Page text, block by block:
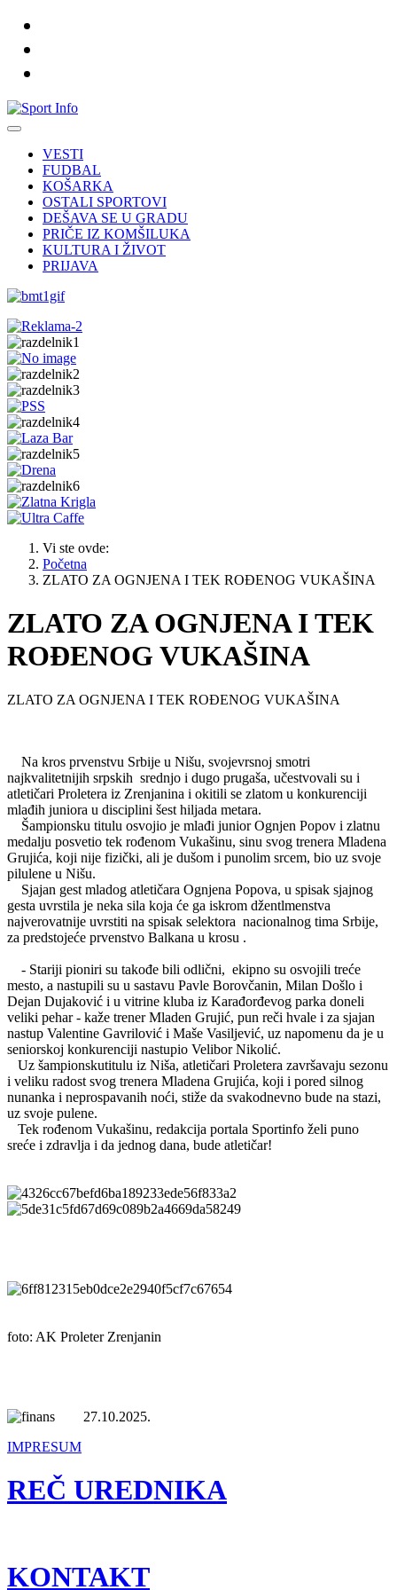
VESTI
FUDBAL
KOŠARKA
OSTALI SPORTOVI
DEŠAVA SE U GRADU
PRIČE IZ KOMŠILUKA
KULTURA I ŽIVOT
PRIJAVA
Vi ste ovde:
Početna
ZLATO ZA OGNJENA I TEK ROĐENOG VUKAŠINA
ZLATO ZA OGNJENA I TEK
ROĐENOG VUKAŠINA
ZLATO ZA OGNJENA I TEK ROĐENOG VUKAŠINA
Na kros prvenstvu Srbije u Nišu, svojevrsnoj smotri
najkvalitetnijih srpskih srednjo i dugo prugaša, učestvovali su i
atletičari Proletera iz Zrenjanina i okitili se zlatom u konkurenciji
mlađih juniora u disciplini šest hiljada metara.
Šampionsku titulu osvojio je mlađi junior Ognjen Popov i zlatnu
medalju posvetio tek rođenom Vukašinu, sinu svog trenera Mladena
Grujića, koji nije fizički, ali je dušom i punolim srcem, bio uz svoje
pilulene u Nišu.
Sjajan gest mladog atletičara Ognjena Popova, u spisak sjajnog
gesta uvrstila je neka sila koja će ga iskrom džentlmenstva
najverovatnije uvrstiti na spisak selektora nacionalnog tima Srbije,
za predstojeće prvenstvo Balkana u krosu .
- Stariji pioniri su takođe bili odlični, ekipno su osvojili treće
mesto, a nastupili su u sastavu Pavle Borovčanin, Milan Došlo i
Dejan Dujaković i u vitrine kluba iz Karađorđevog parka doneli
veliki pehar - kaže trener Mladen Grujić, pun reči hvale i za sjajan
nastup Valentine Gavrilović i Maše Vasiljević, uz napomenu da je u
seniorskoj konkurenciji nastupio Velibor Nikolić.
Uz šampionskutitulu iz Niša, atletičari Proletera završavaju sezonu
i veliku radost svog trenera Mladena Grujića, koji i pored silnog
nunanka i neprospavanih noći, stiže da svakodnevno bude na stazi,
uz svoje pulene.
Tek rođenom Vukašinu, redakcija portala Sportinfo želi puno
sreće i zdravlja i da jednog dana, bude atletičar!
foto: AK Proleter Zrenjanin
27.10.2025.
IMPRESUM
REČ UREDNIKA
KONTAKT